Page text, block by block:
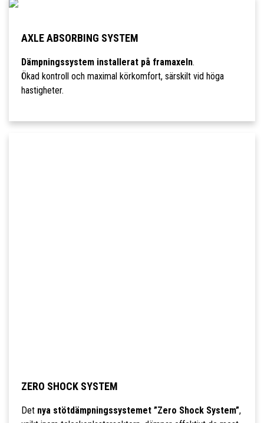
AXLE ABSORBING SYSTEM
Dämpningssystem installerat på framaxeln.
Ökad kontroll och maximal körkomfort, särskilt vid höga
hastigheter.
ZERO SHOCK SYSTEM
Det nya stötdämpningssystemet ”Zero Shock System”,